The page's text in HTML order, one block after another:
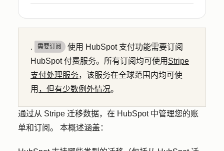
. 需要订阅
使用 HubSpot 支付功能需要订阅
HubSpot 付费服务。所有订阅均可使用 Stripe
支付处理服务，该服务在全球范围内均可使
用 ，但有少数例外情况。
通过从 Stripe 迁移数据，在 HubSpot 中管理您的账
单和订阅。 本概述涵盖：